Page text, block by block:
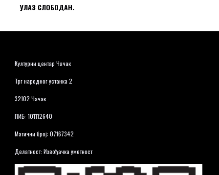
УЛАЗ СЛОБОДАН.
Културни центар Чачак
Трг народног устанка 2
32102 Чачак
ПИБ: 101112640
Матични број: 07167342
Делатност: Извођачка уметност